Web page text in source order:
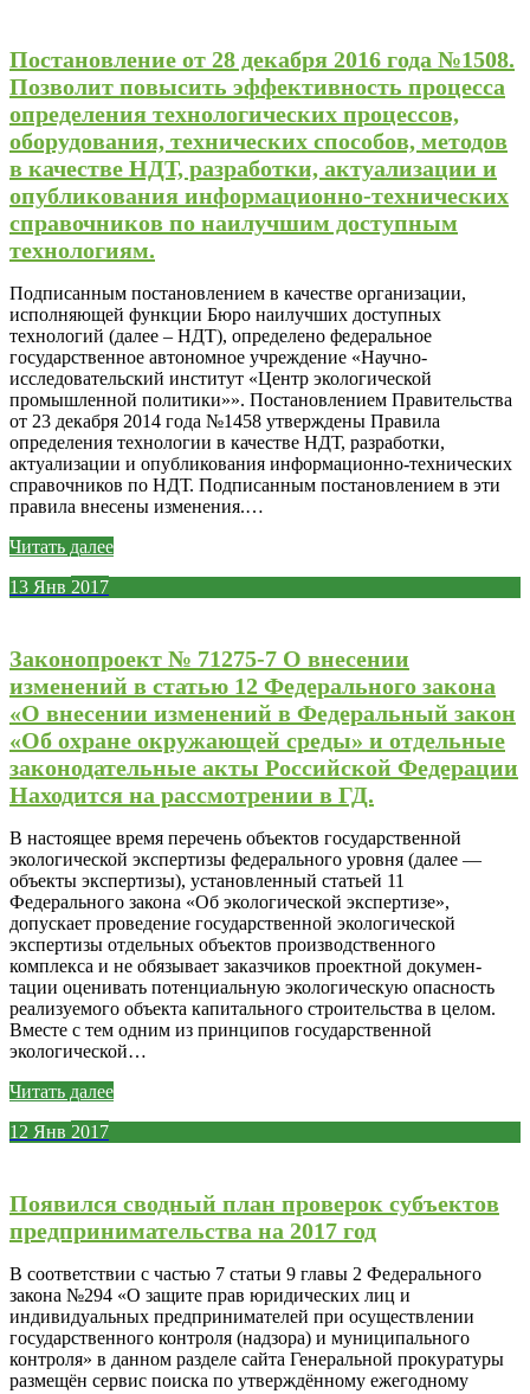
Постановление от 28 декабря 2016 года №1508.
Позволит повысить эффективность процесса
определения технологических процессов,
оборудования, технических способов, методов
в качестве НДТ, разработки, актуализации и
опубликования информационно-технических
справочников по наилучшим доступным
технологиям.
Подписанным постановлением в качестве организации,
исполняющей функции Бюро наилучших доступных
технологий (далее – НДТ), определено федеральное
государственное автономное учреждение «Научно-
исследовательский институт «Центр экологической
промышленной политики»». Постановлением Правительства
от 23 декабря 2014 года №1458 утверждены Правила
определения технологии в качестве НДТ, разработки,
актуализации и опубликования информационно-технических
справочников по НДТ. Подписанным постановлением в эти
правила внесены изменения.…
Читать далее
13 Янв 2017
Законопроект № 71275-7 О внесении
изменений в статью 12 Федерального закона
«О внесении изменений в Федеральный закон
«Об охране окружающей среды» и отдельные
законодательные акты Российской Федерации
Находится на рассмотрении в ГД.
В настоящее время перечень объектов государственной
экологической экспертизы федерального уровня (далее —
объекты экспертизы), установленный статьей 11
Федерального закона «Об экологической экспертизе»,
допускает проведение государственной экологической
экспертизы отдельных объектов производственного
комплекса и не обязывает заказчиков проектной докумен­
тации оценивать потенциальную экологическую опасность
реализуемого объ­екта капитального строительства в целом.
Вместе с тем одним из принципов государственной
экологической…
Читать далее
12 Янв 2017
Появился сводный план проверок субъектов
предпринимательства на 2017 год
В соответствии с частью 7 статьи 9 главы 2 Федерального
закона №294 «О защите прав юридических лиц и
индивидуальных предпринимателей при осуществлении
государственного контроля (надзора) и муниципального
контроля» в данном разделе сайта Генеральной прокуратуры
размещён сервис поиска по утверждённому ежегодному